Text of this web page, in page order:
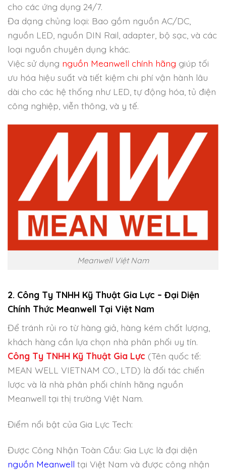
cho các ứng dụng 24/7.
Đa dạng chủng loại: Bao gồm nguồn AC/DC,
nguồn LED, nguồn DIN Rail, adapter, bộ sạc, và các
loại nguồn chuyên dụng khác.
Việc sử dụng nguồn Meanwell chính hãng giúp tối
ưu hóa hiệu suất và tiết kiệm chi phí vận hành lâu
dài cho các hệ thống như LED, tự động hóa, tủ điện
công nghiệp, viễn thông, và y tế.
Meanwell Việt Nam
2. Công Ty TNHH Kỹ Thuật Gia Lực – Đại Diện
Chính Thức Meanwell Tại Việt Nam
Để tránh rủi ro từ hàng giả, hàng kém chất lượng,
khách hàng cần lựa chọn nhà phân phối uy tín.
Công Ty TNHH Kỹ Thuật Gia Lực (Tên quốc tế:
MEAN WELL VIETNAM CO., LTD) là đối tác chiến
lược và là nhà phân phối chính hãng nguồn
Meanwell tại thị trường Việt Nam.
Điểm nổi bật của Gia Lực Tech:
Được Công Nhận Toàn Cầu: Gia Lực là đại diện
nguồn Meanwell tại Việt Nam và được công nhận